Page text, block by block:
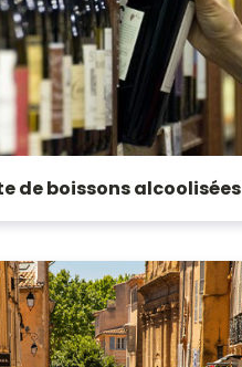
de boissons alcoolisées